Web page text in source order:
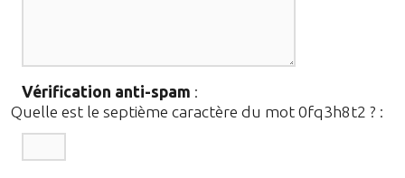
Vérification anti-spam :
Quelle est le septième caractère du mot 0fq3h8t2 ? :